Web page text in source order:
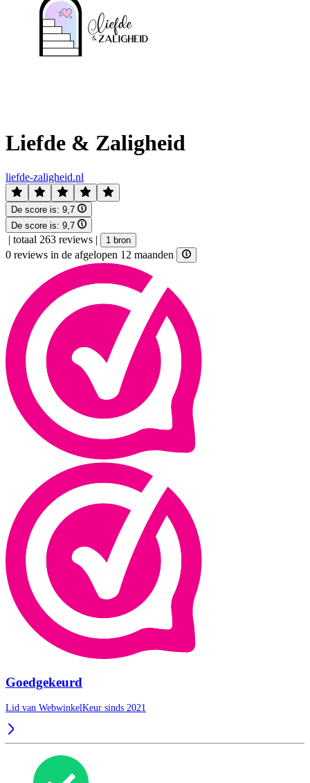
Liefde & Zaligheid
liefde-zaligheid.nl
De score is: 9,7
De score is: 9,7
| totaal 263 reviews | 1 bron
0 reviews in de afgelopen 12 maanden
Goedgekeurd
Lid van WebwinkelKeur sinds 2021